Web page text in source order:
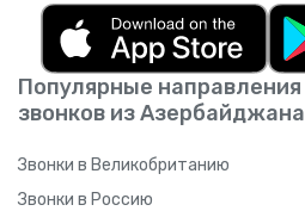
Популярные направления
звонков из Азербайджана
Звонки в Великобританию
Звонки в Россию